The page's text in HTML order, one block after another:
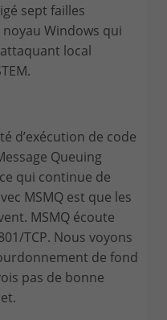
sept failles
Windows qui
local
d’exécution de code
Queuing
qui continue de
MSMQ est que les
MSMQ écoute
TCP. Nous voyons
de fond
pas de bonne